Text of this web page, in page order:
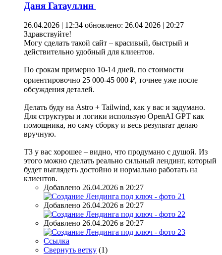
Даня Гатауллин
26.04.2026 | 12:34 обновлено: 26.04 2026 | 20:27
Здравствуйте!
Могу сделать такой сайт – красивый, быстрый и
действительно удобный для клиентов.
По срокам примерно 10-14 дней, по стоимости
ориентировочно 25 000-45 000 ₽, точнее уже после
обсуждения деталей.
Делать буду на Astro + Tailwind, как у вас и задумано.
Для структуры и логики использую OpenAI GPT как
помощника, но саму сборку и весь результат делаю
вручную.
ТЗ у вас хорошее – видно, что продумано с душой. Из
этого можно сделать реально сильный лендинг, который
будет выглядеть достойно и нормально работать на
клиентов.
Добавлено 26.04.2026 в 20:27
Добавлено 26.04.2026 в 20:27
Добавлено 26.04.2026 в 20:27
Ссылка
Свернуть ветку (1)